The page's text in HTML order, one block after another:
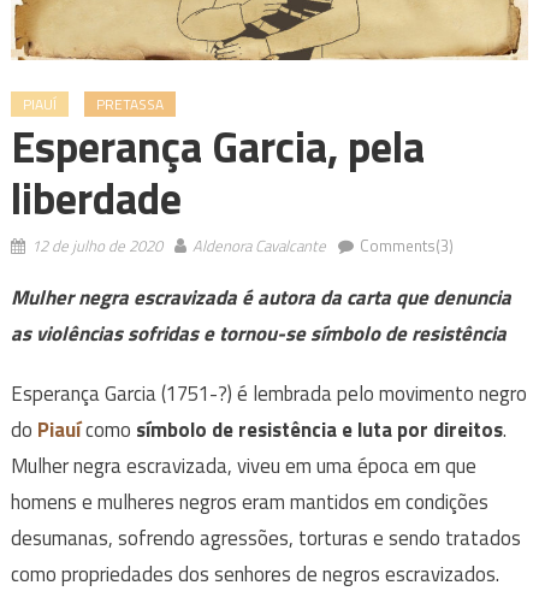
PIAUÍ PRETASSA
Esperança Garcia, pela
liberdade
12 de julho de 2020 Aldenora Cavalcante Comments(3)
Mulher negra escravizada é autora da carta que denuncia
as violências sofridas e tornou-se símbolo de resistência
Esperança Garcia (1751-?) é lembrada pelo movimento negro
do Piauícomo símbolo de resistência e luta por direitos.
Mulher negra escravizada, viveu em uma época em que
homens e mulheres negros eram mantidos em condições
desumanas, sofrendo agressões, torturas e sendo tratados
como propriedades dos senhores de negros escravizados.